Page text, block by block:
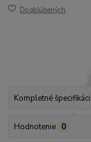
Do obľúbených
Kompletné
Hodnotenie 0